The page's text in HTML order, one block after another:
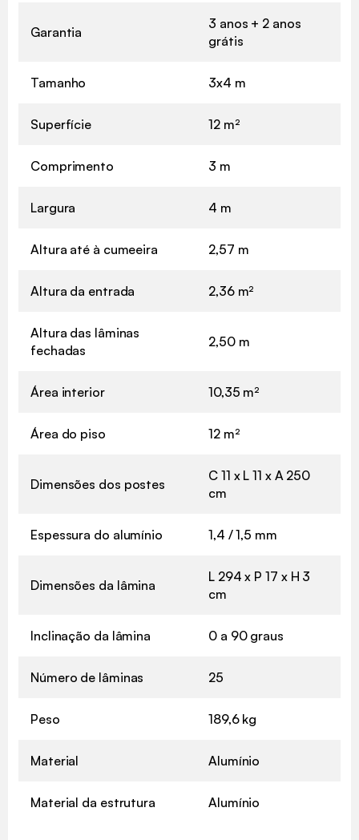
Garantia
3 anos + 2 anos
grátis
Tamanho 3x4 m
Superfície 12 m²
Comprimento 3 m
Largura 4 m
Altura até à cumeeira 2,57 m
Altura da entrada 2,36 m²
Altura das lâminas
fechadas
2,50 m
Área interior 10,35 m²
Área do piso 12 m²
Dimensões dos postes
C 11 x L 11 x A 250
cm
Espessura do alumínio 1,4 / 1,5 mm
Dimensões da lâmina
L 294 x P 17 x H 3
cm
Inclinação da lâmina 0 a 90 graus
Número de lâminas 25
Peso 189,6 kg
Material Alumínio
Material da estrutura Alumínio